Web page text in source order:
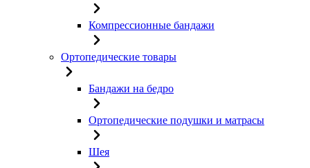
Компрессионные бандажи
Ортопедические товары
Бандажи на бедро
Ортопедические подушки и матрасы
Шея